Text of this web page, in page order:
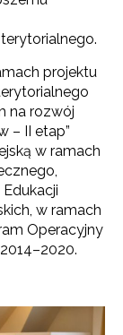
projektu
na rozwój
– II etap”
w ramach
w ramach
Operacyjny